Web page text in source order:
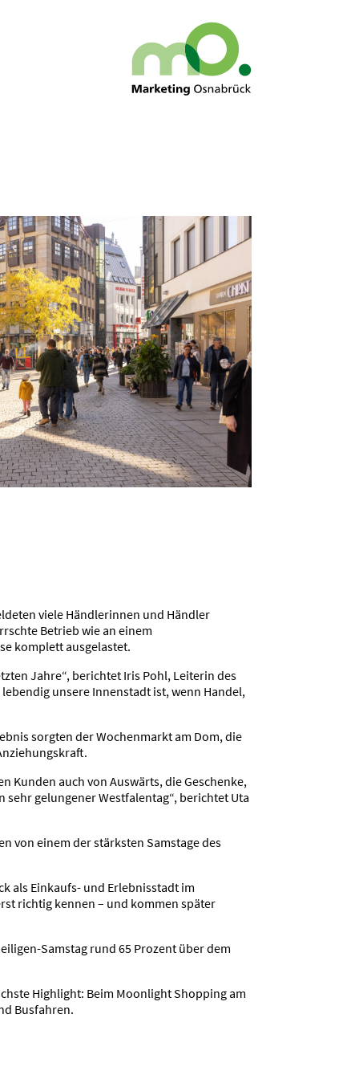
viele Händlerinnen und Händler
Betrieb wie an einem
komplett ausgelastet.
Jahre“, berichtet Iris Pohl, Leiterin des
unsere Innenstadt ist, wenn Handel,
sorgten der Wochenmarkt am Dom, die
Kunden auch von Auswärts, die Geschenke,
gelungener Westfalentag“, berichtet Uta
von einem der stärksten Samstage des
als Einkaufs- und Erlebnisstadt im
richtig kennen – und kommen später
Samstag rund 65 Prozent über dem
Highlight: Beim Moonlight Shopping am
Busfahren.